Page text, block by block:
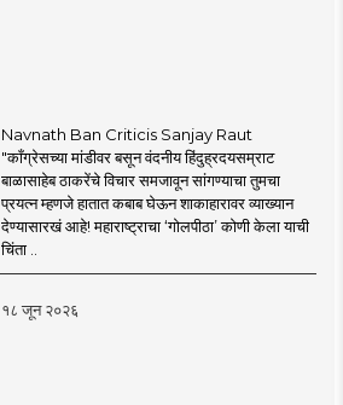
Navnath Ban Criticis Sanjay Raut
"काँग्रेसच्या मांडीवर बसून वंदनीय हिंदुह्रदयसम्राट
बाळासाहेब ठाकरेंचे विचार समजावून सांगण्याचा तुमचा
प्रयत्न म्हणजे हातात कबाब घेऊन शाकाहारावर व्याख्यान
देण्यासारखं आहे! महाराष्ट्राचा ‘गोलपीठा’ कोणी केला याची
चिंता ..
१८ जून २०२६